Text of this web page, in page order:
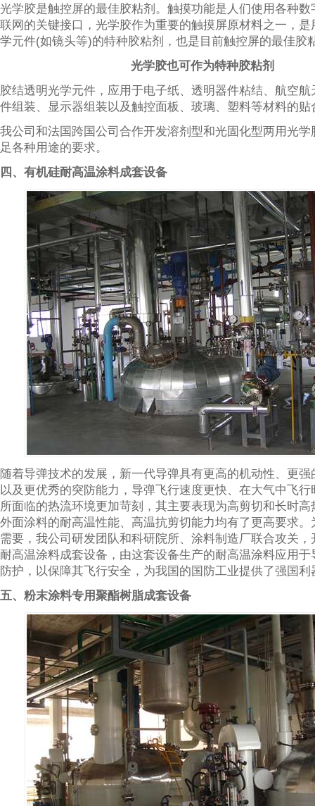
光学胶是触控屏的最佳胶粘剂。触摸功能是人们使用各种数
联网的关键接口，光学胶作为重要的触摸屏原材料之一，是
学元件(如镜头等)的特种胶粘剂，也是目前触控屏的最佳胶
光学胶也可作为特种胶粘剂
胶结透明光学元件，应用于电子纸、透明器件粘结、航空
件组装、显示器组装以及触控面板、玻璃、塑料等材料的贴
我公司和法国跨国公司合作开发溶剂型和光固化型两用光学
足各种用途的要求。
四、有机硅耐高温涂料成套设备
随着导弹技术的发展，新一代导弹具有更高的机动性、更
以及更优秀的突防能力，导弹飞行速度更快、在大气中飞
所面临的热流环境更加苛刻，其主要表现为高剪切和长时
外面涂料的耐高温性能、高温抗剪切能力均有了更高要求。
需要，我公司研发团队和科研院所、涂料制造厂联合攻关
耐高温涂料成套设备，由这套设备生产的耐高温涂料应用
防护，以保障其飞行安全，为我国的国防工业提供了强国利
五、粉末涂料专用聚酯树脂成套设备